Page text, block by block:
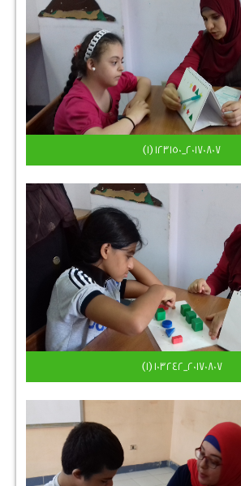
٢٠١٧٠٨٠٧_١٢٣١٥٠ (1)
٢٠١٧٠٨٠٧_١٠٣٢٤٢ (1)